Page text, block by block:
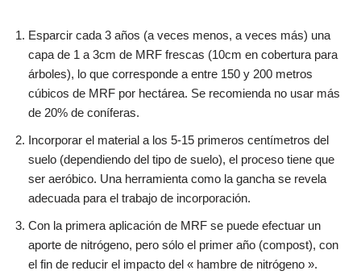
Esparcir cada 3 años (a veces menos, a veces más) una
capa de 1 a 3cm de MRF frescas (10cm en cobertura para
árboles), lo que corresponde a entre 150 y 200 metros
cúbicos de MRF por hectárea. Se recomienda no usar más
de 20% de coníferas.
Incorporar el material a los 5-15 primeros centímetros del
suelo (dependiendo del tipo de suelo), el proceso tiene que
ser aeróbico. Una herramienta como la gancha se revela
adecuada para el trabajo de incorporación.
Con la primera aplicación de MRF se puede efectuar un
aporte de nitrógeno, pero sólo el primer año (compost), con
el fin de reducir el impacto del « hambre de nitrógeno ».